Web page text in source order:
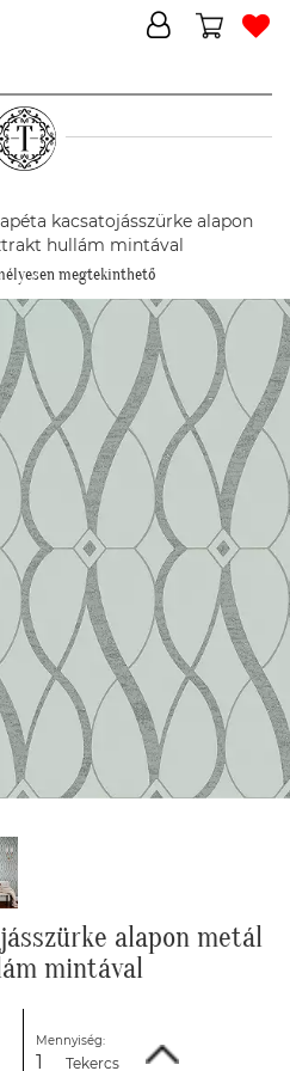
kacsatojásszürke alapon
hullám mintával
megtekinthető
alapon metál
mintával
Mennyiség:
Tekercs